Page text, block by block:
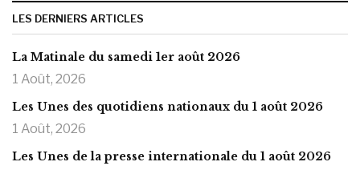
LES DERNIERS ARTICLES
La Matinale du samedi 1er août 2026
1 Août, 2026
Les Unes des quotidiens nationaux du 1 août 2026
1 Août, 2026
Les Unes de la presse internationale du 1 août 2026